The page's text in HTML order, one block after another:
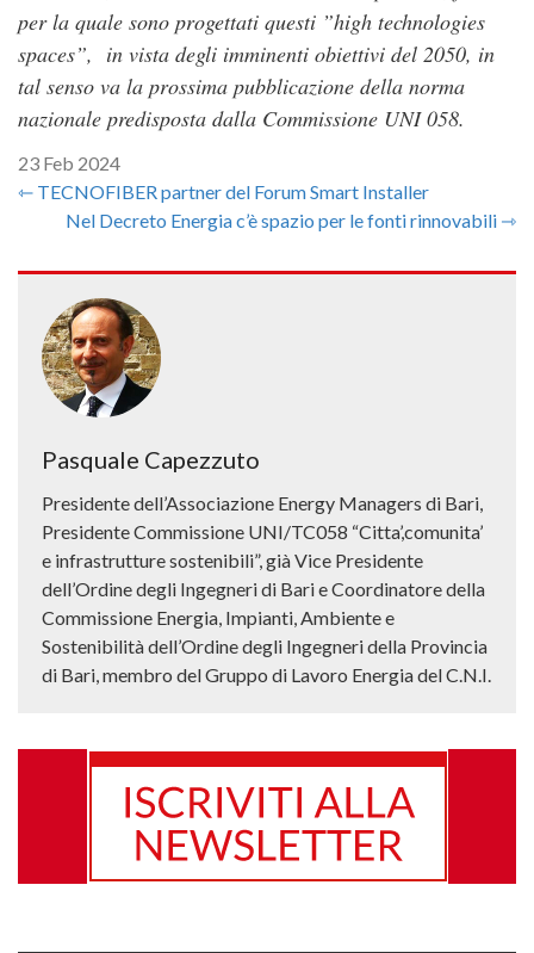
per la quale sono progettati questi ”high technologies
spaces”, in vista degli imminenti obiettivi del 2050, in
tal senso va la prossima pubblicazione della norma
nazionale predisposta dalla Commissione UNI 058.
23 Feb 2024
⇽ TECNOFIBER partner del Forum Smart Installer
Nel Decreto Energia c’è spazio per le fonti rinnovabili ⇾
Pasquale Capezzuto
Presidente dell’Associazione Energy Managers di Bari,
Presidente Commissione UNI/TC058 “Citta’,comunita’
e infrastrutture sostenibili”, già Vice Presidente
dell’Ordine degli Ingegneri di Bari e Coordinatore della
Commissione Energia, Impianti, Ambiente e
Sostenibilità dell’Ordine degli Ingegneri della Provincia
di Bari, membro del Gruppo di Lavoro Energia del C.N.I.